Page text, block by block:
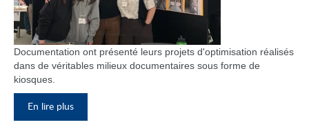
Documentation ont présenté leurs projets d'optimisation réalisés
dans de véritables milieux documentaires sous forme de
kiosques.
En lire plus